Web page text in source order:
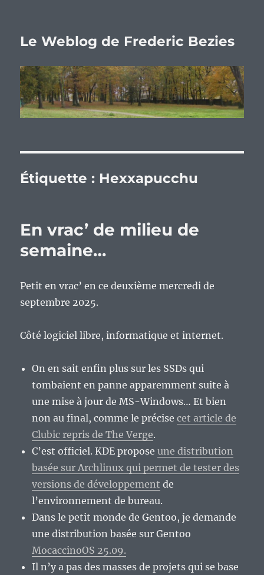
Le Weblog de Frederic Bezies
Étiquette : Hexxapucchu
En vrac’ de milieu de
semaine…
Petit en vrac’ en ce deuxième mercredi de
septembre 2025.
Côté logiciel libre, informatique et internet.
On en sait enfin plus sur les SSDs qui
tombaient en panne apparemment suite à
une mise à jour de MS-Windows… Et bien
non au final, comme le précisecet article de
Clubic repris de The Verge.
C’est officiel. KDE proposeune distribution
basée sur Archlinux qui permet de tester des
versions de développement de
l’environnement de bureau.
Dans le petit monde de Gentoo, je demande
une distribution basée sur Gentoo
MocaccinoOS 25.09.
Il n’y a pas des masses de projets qui se base